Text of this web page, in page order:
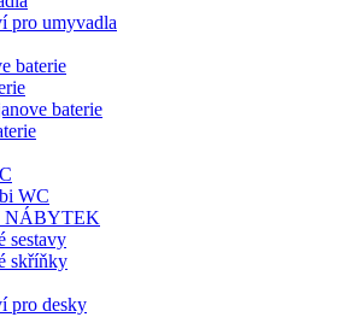
pro umyvadla
baterie
baterie
WC
NÁBYTEK
sestavy
skříňky
pro desky